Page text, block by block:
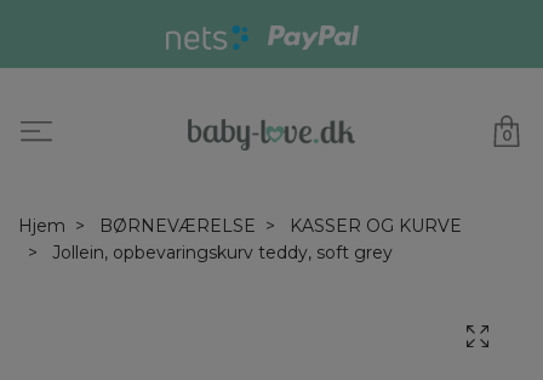
0
Hjem BØRNEVÆRELSE
KASSER OG KURVE
Jollein, opbevaringskurv teddy, soft grey